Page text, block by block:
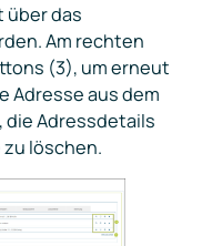
über das
Am rechten
(3), um erneut
Adresse aus dem
die Adressdetails
löschen.